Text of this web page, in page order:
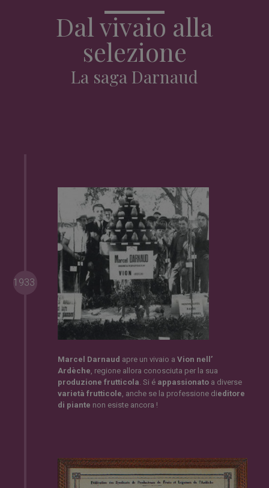
Dal vivaio alla
selezione
La saga Darnaud
1933
Marcel Darnaud apre un vivaio aVion nell’
Ardèche , regione allora conosciuta per la sua
produzione frutticola . Si é appassionato a diverse
varietà frutticole , anche se la professione dieditore
di piante non esiste ancora !